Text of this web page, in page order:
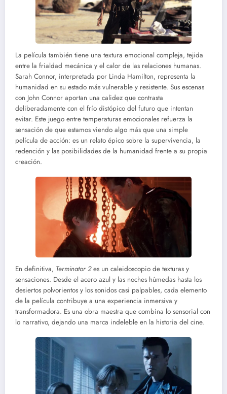
La película también tiene una textura emocional compleja, tejida
entre la frialdad mecánica y el calor de las relaciones humanas.
Sarah Connor, interpretada por Linda Hamilton, representa la
humanidad en su estado más vulnerable y resistente. Sus escenas
con John Connor aportan una calidez que contrasta
deliberadamente con el frío distópico del futuro que intentan
evitar. Este juego entre temperaturas emocionales refuerza la
sensación de que estamos viendo algo más que una simple
película de acción: es un relato épico sobre la supervivencia, la
redención y las posibilidades de la humanidad frente a su propia
creación.
En definitiva, Terminator 2es un caleidoscopio de texturas y
sensaciones. Desde el acero azul y las noches húmedas hasta los
desiertos polvorientos y los sonidos casi palpables, cada elemento
de la película contribuye a una experiencia inmersiva y
transformadora. Es una obra maestra que combina lo sensorial con
lo narrativo, dejando una marca indeleble en la historia del cine.